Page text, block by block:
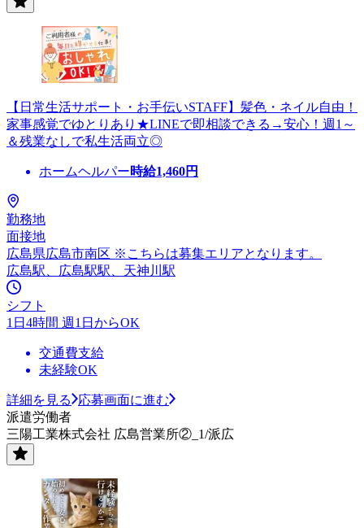
【日常生活サポート・お手伝いSTAFF】髪色・ネイル自由！
家事感覚でゆとりあり★LINEで即相談できる→安心！週1～
＆残業なしで私生活両立◎
ホームヘルパー時給1,460円
勤務地
面接地
広島県広島市南区 ※こちらは募集エリアとなります。
広島駅、広島駅駅、天神川駅
シフト
1日4時間 週1日からOK
交通費支給
未経験OK
詳細を見る
応募画面に進む
派遣労働者
三陽工業株式会社 広島営業所②_1/派広